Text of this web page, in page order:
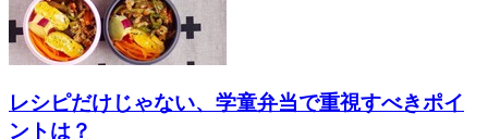
レシピだけじゃない、学童弁当で重視すべきポイ
ントは？